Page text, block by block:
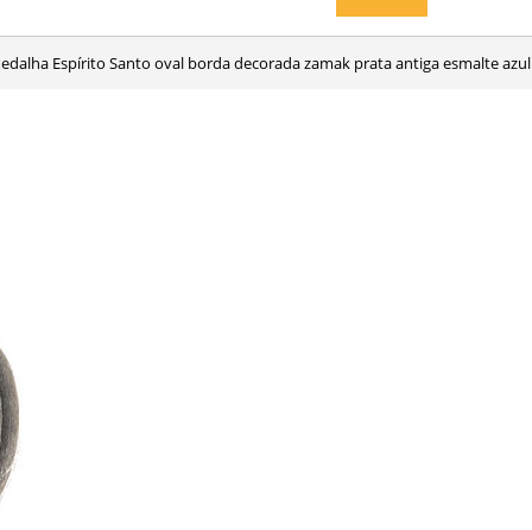
Medalha Espírito Santo oval borda decorada zamak prata antiga esmalte azul